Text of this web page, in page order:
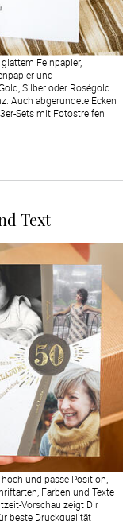
Feinpapier,
und
Silber oder Roségold
Auch abgerundete Ecken
Sets mit Fotostreifen
Text
und passe Position,
Farben und Texte
Vorschau zeigt Dir
beste Druckqualität